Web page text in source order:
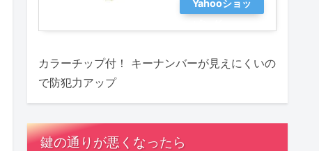
Yahooショッ
カラーチップ付！ キーナンバーが見えにくいの
で防犯力アップ
鍵の通りが悪くなったら